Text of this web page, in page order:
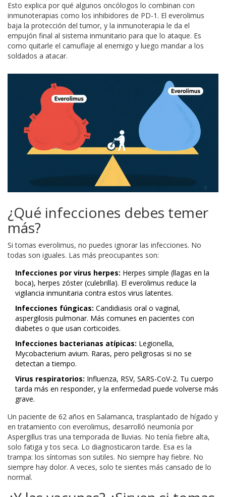
Esto explica por qué algunos oncólogos lo combinan con
inmunoterapias como los inhibidores de PD-1. El everolimus
baja la protección del tumor, y la inmunoterapia le da el
empujón final al sistema inmunitario para que lo ataque. Es
como quitarle el camuflaje al enemigo y luego mandar a los
soldados a atacar.
¿Qué infecciones debes temer
más?
Si tomas everolimus, no puedes ignorar las infecciones. No
todas son iguales. Las más preocupantes son:
Infecciones por virus herpes: Herpes simple (llagas en la
boca), herpes zóster (culebrilla). El everolimus reduce la
vigilancia inmunitaria contra estos virus latentes.
Infecciones fúngicas: Candidiasis oral o vaginal,
aspergilosis pulmonar. Más comunes en pacientes con
diabetes o que usan corticoides.
Infecciones bacterianas atípicas: Legionella,
Mycobacterium avium. Raras, pero peligrosas si no se
detectan a tiempo.
Virus respiratorios: Influenza, RSV, SARS-CoV-2. Tu cuerpo
tarda más en responder, y la enfermedad puede volverse más
grave.
Un paciente de 62 años en Salamanca, trasplantado de hígado y
en tratamiento con everolimus, desarrolló neumonía por
Aspergillus tras una temporada de lluvias. No tenía fiebre alta,
solo fatiga y tos seca. Lo diagnosticaron tarde. Esa es la
trampa: los síntomas son sutiles. No siempre hay fiebre. No
siempre hay dolor. A veces, solo te sientes más cansado de lo
normal.